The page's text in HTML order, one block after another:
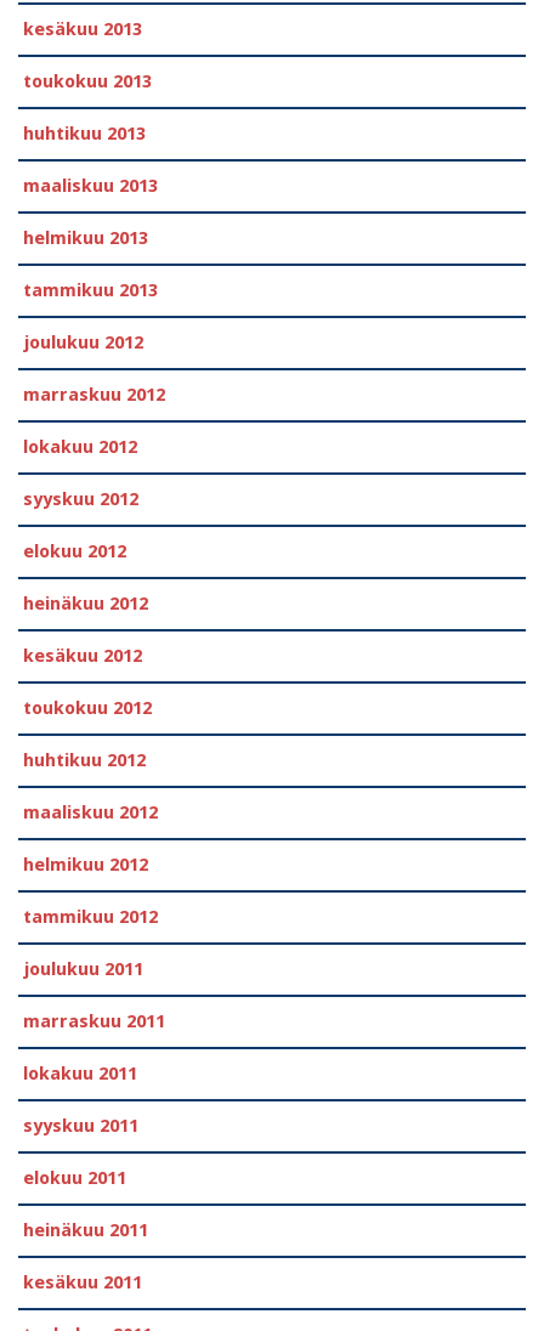
kesäkuu 2013
toukokuu 2013
huhtikuu 2013
maaliskuu 2013
helmikuu 2013
tammikuu 2013
joulukuu 2012
marraskuu 2012
lokakuu 2012
syyskuu 2012
elokuu 2012
heinäkuu 2012
kesäkuu 2012
toukokuu 2012
huhtikuu 2012
maaliskuu 2012
helmikuu 2012
tammikuu 2012
joulukuu 2011
marraskuu 2011
lokakuu 2011
syyskuu 2011
elokuu 2011
heinäkuu 2011
kesäkuu 2011